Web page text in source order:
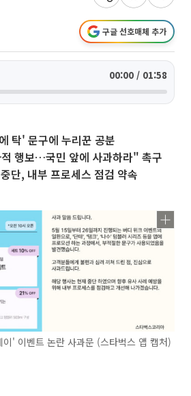
구글 선호매체 추가
00:00 / 01:58
탁' 문구에 누리꾼 공분
행보…국민 앞에 사과하라" 촉구
단, 내부 프로세스 점검 약속
' 이벤트 논란 사과문 (스타벅스 앱 캡처)